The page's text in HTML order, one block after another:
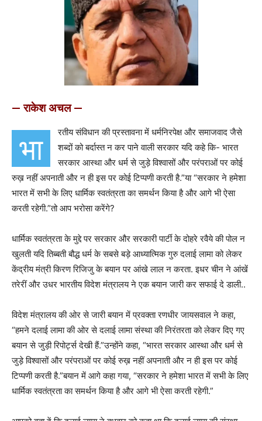
— राकेश अचल —
भा
रतीय संविधान की प्रस्तावना में धर्मनिरपेक्ष और समाजवाद जैसे
शब्दों को बर्दास्त न कर पाने वाली सरकार यदि कहे कि- भारत
सरकार आस्था और धर्म से जुड़े विश्वासों और परंपराओं पर कोई
रुख़ नहीं अपनाती और न ही इस पर कोई टिप्पणी करती है.”या “सरकार ने हमेशा
भारत में सभी के लिए धार्मिक स्वतंत्रता का समर्थन किया है और आगे भी ऐसा
करती रहेगी.”तो आप भरोसा करेंगे?
धार्मिक स्वतंत्रता के मुद्दे पर सरकार और सरकारी पार्टी के दोहरे रवैये की पोल न
खुलती यदि तिब्बती बौद्ध धर्म के सबसे बड़े आध्यात्मिक गुरु दलाई लामा को लेकर
केंद्रीय मंत्री किरण रिजिजु के बयान पर आंखे लाल न करता. इधर चीन ने आंखें
तरेरीं और उधर भारतीय विदेश मंत्रालय ने एक बयान जारी कर सफाई दे डाली..
विदेश मंत्रालय की ओर से जारी बयान में प्रवक्ता रणधीर जायसवाल ने कहा,
“हमने दलाई लामा की ओर से दलाई लामा संस्था की निरंतरता को लेकर दिए गए
बयान से जुड़ी रिपोर्ट्स देखी हैं.”उन्होंने कहा, “भारत सरकार आस्था और धर्म से
जुड़े विश्वासों और परंपराओं पर कोई रुख़ नहीं अपनाती और न ही इस पर कोई
टिप्पणी करती है.”बयान में आगे कहा गया, “सरकार ने हमेशा भारत में सभी के लिए
धार्मिक स्वतंत्रता का समर्थन किया है और आगे भी ऐसा करती रहेगी.”